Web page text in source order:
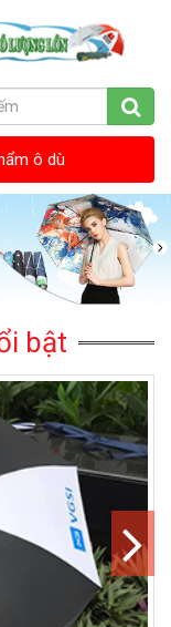
ô dù
bật